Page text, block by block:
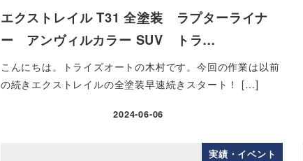
エクストレイル T31 全塗装 ラプターライナ
ー アンヴィルカラー SUV トラ…
こんにちは。トライズオートの木村です。今回の作業は以前
の続きエクストレイルの全塗装早速続きスタート！ […]
2024-06-06
実績・イベント